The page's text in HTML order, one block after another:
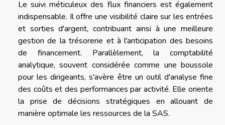
Le suivi méticuleux des flux financiers est également
indispensable. Il offre une visibilité claire sur les entrées
et sorties d'argent, contribuant ainsi à une meilleure
gestion de la trésorerie et à l'anticipation des besoins
de financement. Parallèlement, la comptabilité
analytique, souvent considérée comme une boussole
pour les dirigeants, s'avère être un outil d'analyse fine
des coûts et des performances par activité. Elle oriente
la prise de décisions stratégiques en allouant de
manière optimale les ressources de la SAS.